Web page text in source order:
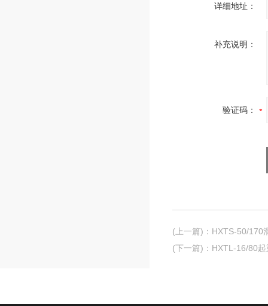
详细地址：
补充说明：
验证码：
(上一篇) ： HXTS-50/170
(下一篇) ： HXTL-16/80